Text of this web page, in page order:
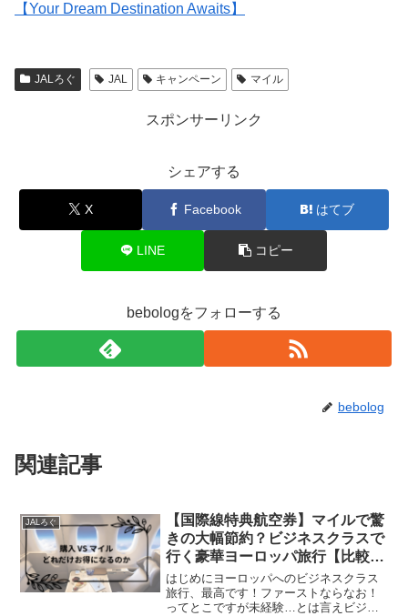
【Your Dream Destination Awaits】
JALろぐ JAL キャンペーン マイル
スポンサーリンク
シェアする
X Facebook はてブ
LINE コピー
bebologをフォローする
bebolog
関連記事
JALろぐ
【国際線特典航空券】マイルで驚
きの大幅節約？ビジネスクラスで
行く豪華ヨーロッパ旅行【比較
編】
はじめにヨーロッパへのビジネスクラス
旅行、最高です！ファーストならなお！
ってとこですが未経験…とは言えビジネ